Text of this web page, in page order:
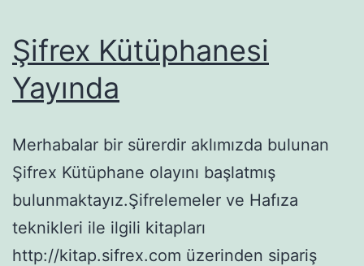
Şifrex Kütüphanesi
Yayında
Merhabalar bir sürerdir aklımızda bulunan
Şifrex Kütüphane olayını başlatmış
bulunmaktayız.Şifrelemeler ve Hafıza
teknikleri ile ilgili kitapları
http://kitap.sifrex.com üzerinden sipariş